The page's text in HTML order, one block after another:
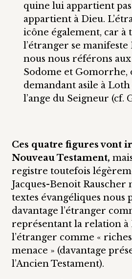
quine lui appartient
appartient à Dieu.
icône également, car à
l’étranger se manifeste
nous nous référons aux
Sodome et Gomorrhe,
demandant asile à Loth
l’ange du Seigneur (cf.
Ces quatre figures vont
Nouveau Testament,
registre toutefois
Jacques-Benoit Rauscher
textes évangéliques nous
davantage l’étranger
représentant la relation à
l’étranger comme «
menace » (davantage
l’Ancien Testament).